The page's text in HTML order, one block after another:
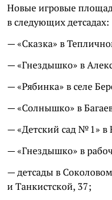
Новые игровые
в следующих детсадах:
— «Сказка» в
— «Гнездышко» в
— «Рябинка» в селе
— «Солнышко» в
— «Детский сад № 1»
— «Гнездышко» в
— детсады в
и Танкистской, 37;